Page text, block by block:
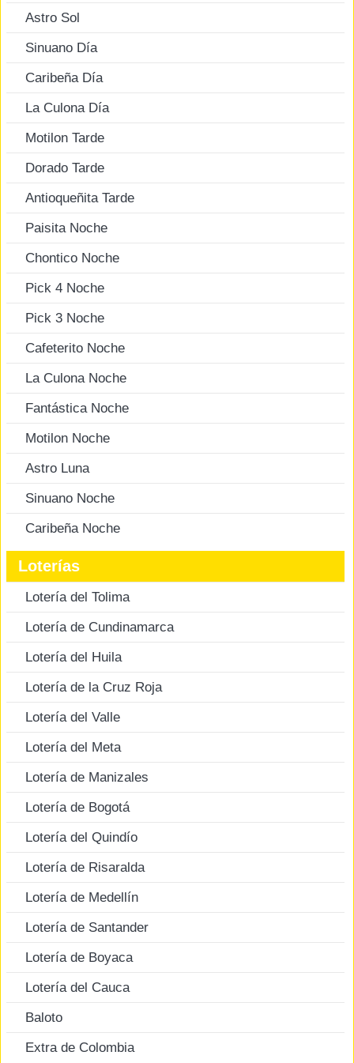
Astro Sol
Sinuano Día
Caribeña Día
La Culona Día
Motilon Tarde
Dorado Tarde
Antioqueñita Tarde
Paisita Noche
Chontico Noche
Pick 4 Noche
Pick 3 Noche
Cafeterito Noche
La Culona Noche
Fantástica Noche
Motilon Noche
Astro Luna
Sinuano Noche
Caribeña Noche
Loterías
Lotería del Tolima
Lotería de Cundinamarca
Lotería del Huila
Lotería de la Cruz Roja
Lotería del Valle
Lotería del Meta
Lotería de Manizales
Lotería de Bogotá
Lotería del Quindío
Lotería de Risaralda
Lotería de Medellín
Lotería de Santander
Lotería de Boyaca
Lotería del Cauca
Baloto
Extra de Colombia